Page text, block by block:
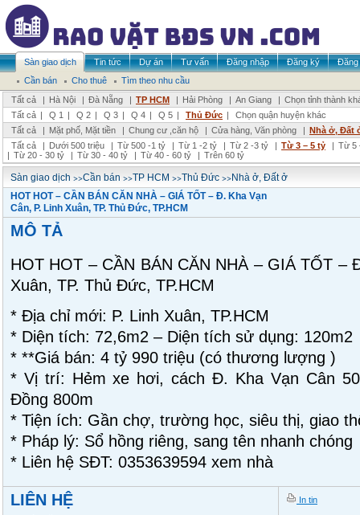
Sàn giao dịch Tin tức Dự án Tư vấn Đăng nhập Đăng ký
Đăng
Cần bán
Cho thuê
Tìm theo nhu cầu
Tất cả
| Hà Nội | Đà Nẵng | TP HCM | Hải Phòng | An Giang | Chọn tỉnh thành
Tất cả | Q 1 | Q 2 | Q 3 | Q 4 | Q 5 | Thủ Đức |
Chọn quận huyện khác
Tất cả
| Mặt phố, Mặt tiền | Chung cư ,căn hộ | Cửa hàng, Văn phòng | Nhà ở, Đất
Tất cả
| Dưới 500 triệu | Từ 500 -1 tỷ | Từ 1 -2 tỷ | Từ 2 -3 tỷ | Từ 3 – 5 tỷ | Từ 5
| Từ 20 - 30 tỷ | Từ 30 - 40 tỷ | Từ 40 - 60 tỷ | Trên 60 tỷ
Sàn giao dịch >>Cần bán >>TP HCM >>Thủ Đức >>Nhà ở, Đất ở
HOT HOT – CẦN BÁN CĂN NHÀ – GIÁ TỐT – Đ. Kha Vạn
Cân, P. Linh Xuân, TP. Thủ Đức, TP.HCM
MÔ TẢ
HOT HOT – CẦN BÁN CĂN NHÀ – GIÁ TỐT –
Xuân, TP. Thủ Đức, TP.HCM
* Địa chỉ mới: P. Linh Xuân, TP.HCM
* Diện tích: 72,6m2 – Diện tích sử dụng: 120m2
* **Giá bán: 4 tỷ 990 triệu (có thương lượng )
* Vị trí: Hẻm xe hơi, cách Đ. Kha Vạn Cân
Đồng 800m
* Tiện ích: Gần chợ, trường học, siêu thị, giao
* Pháp lý: Sổ hồng riêng, sang tên nhanh chóng
* Liên hệ SĐT: 0353639594 xem nhà
LIÊN HỆ In tin